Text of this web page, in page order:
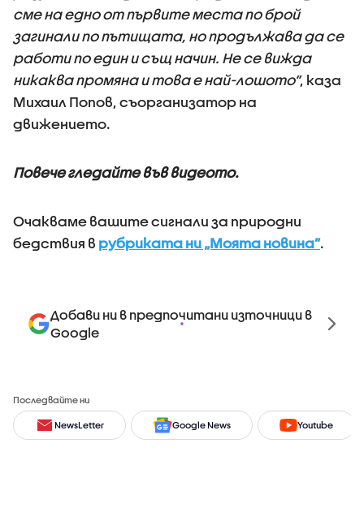
сме на едно от първите места по брой
загинали по пътищата, но продължава да се
работи по един и същ начин. Не се вижда
никаква промяна и това е най-лошото”, каза
Михаил Попов, съорганизатор на
движението.
Повече гледайте във видеото.
Очакваме вашите сигнали за природни
бедствия в рубриката ни „Моята новина”.
Добави ни в предпочитани източници в
Google
Последвайте ни
NewsLetter Google News Youtube